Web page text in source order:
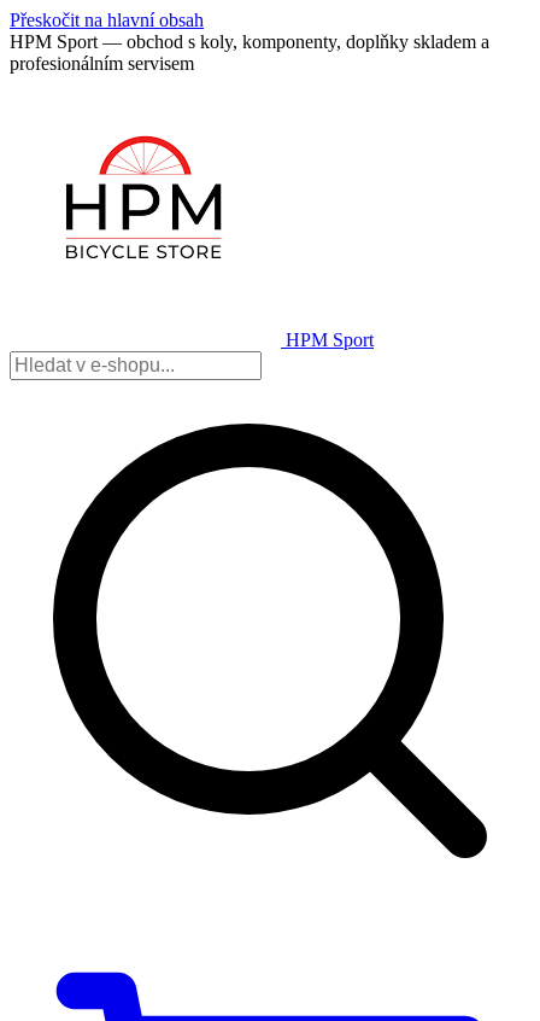
Přeskočit na hlavní obsah
HPM Sport — obchod s koly, komponenty, doplňky skladem a
profesionálním servisem
HPM Sport